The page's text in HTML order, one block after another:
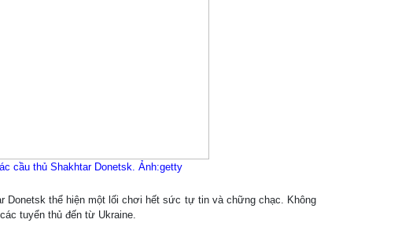
cầu thủ Shakhtar Donetsk. Ảnh:getty
Donetsk thể hiện một lối chơi hết sức tự tin và chững chạc. Không
tuyển thủ đến từ Ukraine.